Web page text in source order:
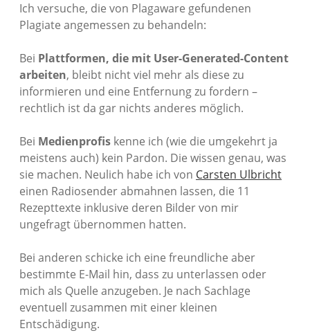
Ich versuche, die von Plagaware gefundenen
Plagiate angemessen zu behandeln:
Bei Plattformen, die mit User-Generated-Content
arbeiten, bleibt nicht viel mehr als diese zu
informieren und eine Entfernung zu fordern –
rechtlich ist da gar nichts anderes möglich.
Bei Medienprofis kenne ich (wie die umgekehrt ja
meistens auch) kein Pardon. Die wissen genau, was
sie machen. Neulich habe ich von Carsten Ulbricht
einen Radiosender abmahnen lassen, die 11
Rezepttexte inklusive deren Bilder von mir
ungefragt übernommen hatten.
Bei anderen schicke ich eine freundliche aber
bestimmte E-Mail hin, dass zu unterlassen oder
mich als Quelle anzugeben. Je nach Sachlage
eventuell zusammen mit einer kleinen
Entschädigung.